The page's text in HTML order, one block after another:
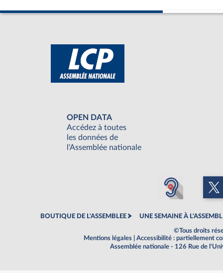
OPEN DATA
Accédez à toutes
les données de
l'Assemblée nationale
BOUTIQUE DE L'ASSEMBLEE UNE SEMAINE À
©Tous droits
Mentions légales
Accessibilité : partiellement
Assemblée nationale - 126 Rue de